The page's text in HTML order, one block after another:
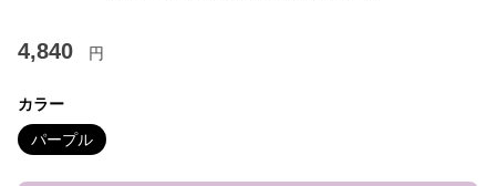
4,840 円
カラー
パープル